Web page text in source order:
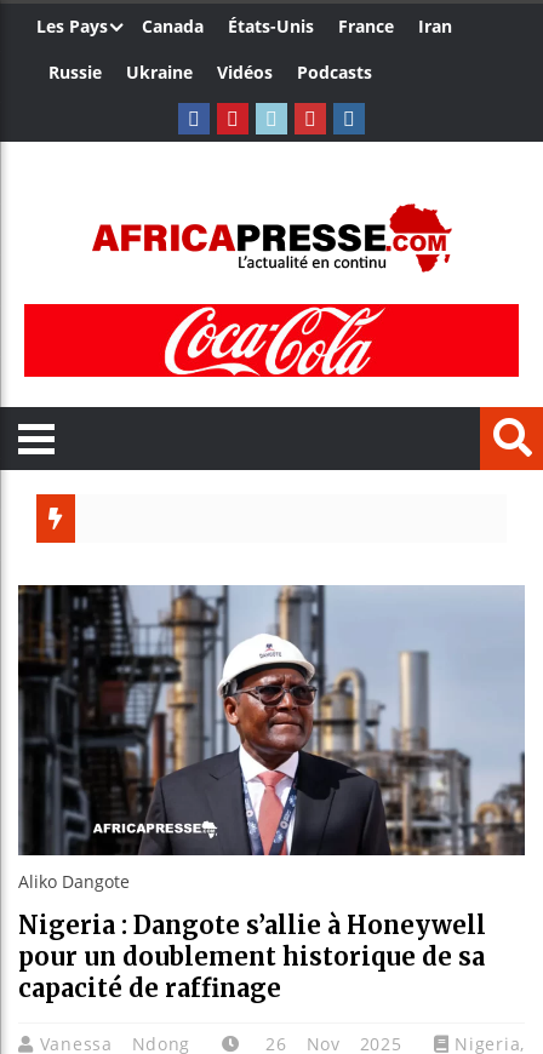
Les Pays Canada États-Unis France
Iran
Russie
Ukraine Vidéos Podcasts
Aliko Dangote
Nigeria : Dangote s’allie à Honeywell
pour un doublement historique de sa
capacité de raffinage
Vanessa Ndong 26 Nov 2025 Nigeria,